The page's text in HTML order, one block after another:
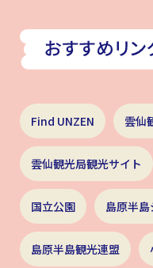
Find UNZEN 雲仙
雲仙観光局観光サイト
国立公園 島原半
島原半島観光連盟